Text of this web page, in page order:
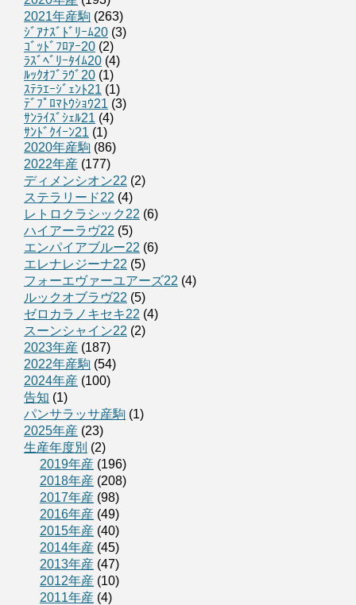
2021年産駒 (263)
ｼﾞｱﾅｽﾞﾄﾞﾘｰﾑ20 (3)
ｺﾞｯﾄﾞﾌﾛｱｰ20 (2)
ﾗｽﾞﾍﾞﾘｰﾀｲﾑ20 (4)
ﾙｯｸｵﾌﾞﾗｳﾞ20 (1)
ｽﾃﾗｴｰｼﾞｪﾝﾄ21 (1)
ﾃﾞﾌﾟﾛﾏﾄｳｼｮｳ21 (3)
ｻﾝﾗｲｽﾞｼｪﾙ21 (4)
ｻﾝﾄﾞｸｲｰﾝ21 (1)
2020年産駒 (86)
2022年産 (177)
ディメンシオン22 (2)
ステラリード22 (4)
レトロクラシック22 (6)
ハイアーラヴ22 (5)
エンパイアブルー22 (6)
エレナレジーナ22 (5)
フォーエヴァーユアーズ22 (4)
ルックオブラヴ22 (5)
ゼロカラノキセキ22 (4)
スーンシャイン22 (2)
2023年産 (187)
2022年産駒 (54)
2024年産 (100)
告知 (1)
パンサラッサ産駒 (1)
2025年産 (23)
生産年度別 (2)
2019年産 (196)
2018年産 (208)
2017年産 (98)
2016年産 (49)
2015年産 (40)
2014年産 (45)
2013年産 (47)
2012年産 (10)
2011年産 (4)